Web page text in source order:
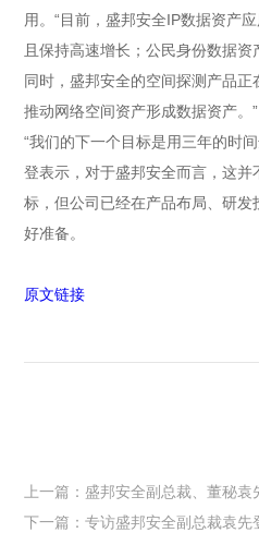
用。“目前，盛邦安全IP数据资产
且保持高速增长；公民身份数据
同时，盛邦安全的空间探测产品正
推动网络空间资产形成数据资产。”
“我们的下一个目标是用三年的时
登表示，对于盛邦安全而言，这并
标，但公司已经在产品布局、研
好准备。
原文链接